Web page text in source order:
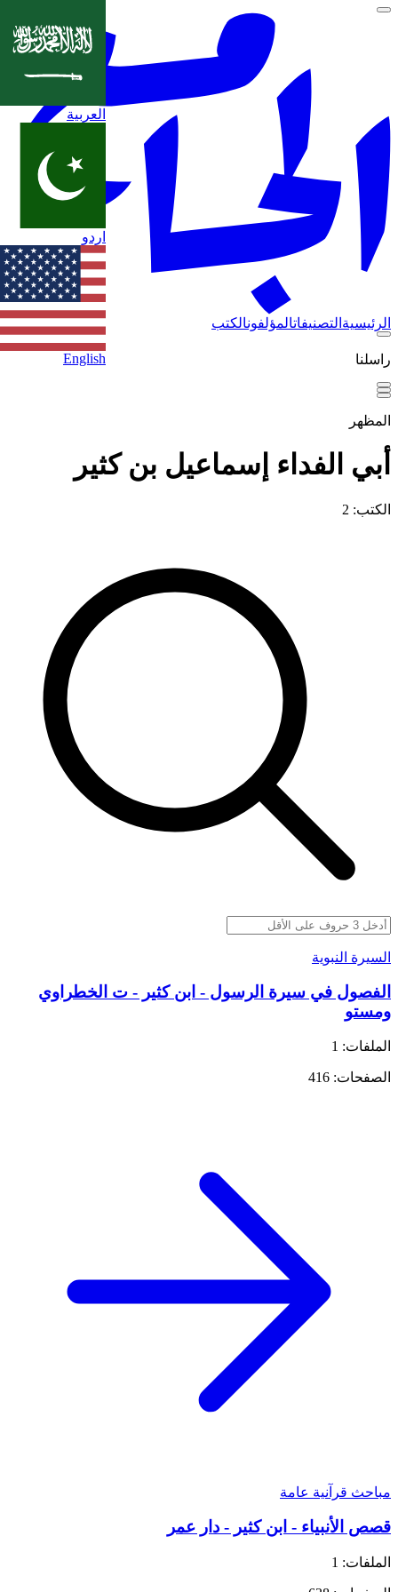
الرئيسية التصنيفاتالمؤلفونالكتب
راسلنا
العربية
اردو
English
المظهر
أبي الفداء إسماعيل بن كثير
الكتب: 2
السيرة النبوية
الفصول في سيرة الرسول - ابن كثير - ت الخطراوي
ومستو
الملفات: 1
الصفحات: 416
مباحث قرآنية عامة
قصص الأنبياء - ابن كثير - دار عمر
الملفات: 1